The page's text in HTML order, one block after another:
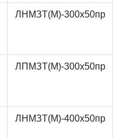
ЛНМЗТ(М)-300x50пр
ЛПМЗТ(М)-300x50пр
ЛНМЗТ(М)-400x50пр